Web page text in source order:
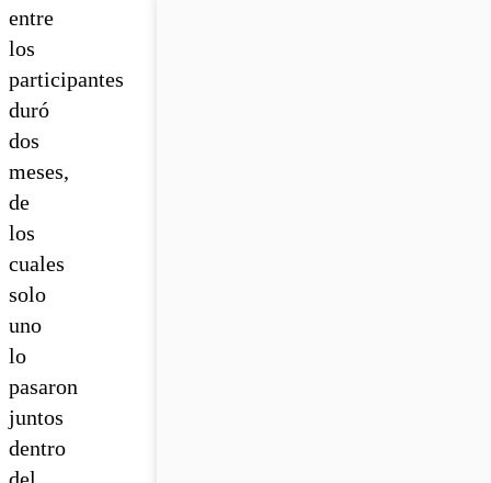
entre
los
participantes
duró
dos
meses,
de
los
cuales
solo
uno
lo
pasaron
juntos
dentro